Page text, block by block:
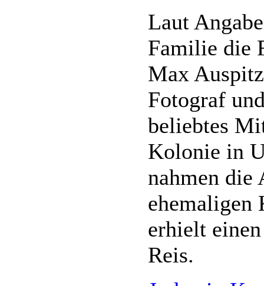
Laut
Familie die
Max
Fotograf
beliebtes
Kolonie in
nahmen die
ehemaligen
erhielt
Reis.